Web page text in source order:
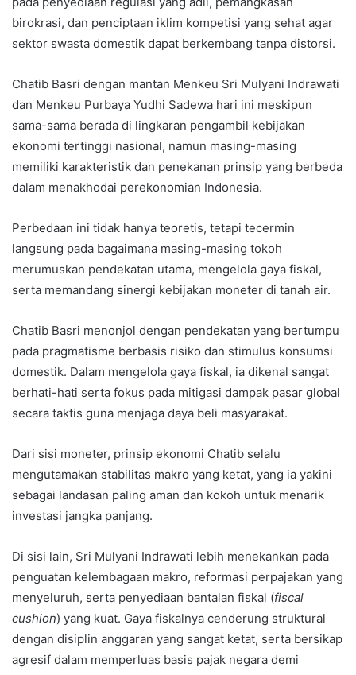
birokrasi, dan penciptaan iklim kompetisi yang sehat agar
sektor swasta domestik dapat berkembang tanpa distorsi.
Chatib Basri dengan mantan Menkeu Sri Mulyani Indrawati
dan Menkeu Purbaya Yudhi Sadewa hari ini meskipun
sama-sama berada di lingkaran pengambil kebijakan
ekonomi tertinggi nasional, namun masing-masing
memiliki karakteristik dan penekanan prinsip yang berbeda
dalam menakhodai perekonomian Indonesia.
Perbedaan ini tidak hanya teoretis, tetapi tecermin
langsung pada bagaimana masing-masing tokoh
merumuskan pendekatan utama, mengelola gaya fiskal,
serta memandang sinergi kebijakan moneter di tanah air.
Chatib Basri menonjol dengan pendekatan yang bertumpu
pada pragmatisme berbasis risiko dan stimulus konsumsi
domestik. Dalam mengelola gaya fiskal, ia dikenal sangat
berhati-hati serta fokus pada mitigasi dampak pasar global
secara taktis guna menjaga daya beli masyarakat.
Dari sisi moneter, prinsip ekonomi Chatib selalu
mengutamakan stabilitas makro yang ketat, yang ia yakini
sebagai landasan paling aman dan kokoh untuk menarik
investasi jangka panjang.
Di sisi lain, Sri Mulyani Indrawati lebih menekankan pada
penguatan kelembagaan makro, reformasi perpajakan yang
menyeluruh, serta penyediaan bantalan fiskal (fiscal
cushion) yang kuat. Gaya fiskalnya cenderung struktural
dengan disiplin anggaran yang sangat ketat, serta bersikap
agresif dalam memperluas basis pajak negara demi